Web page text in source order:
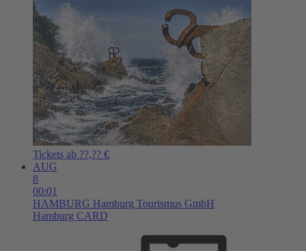
Tickets ab ??,?? €
AUG
8
00:01
HAMBURG Hamburg Tourismus GmbH
Hamburg CARD